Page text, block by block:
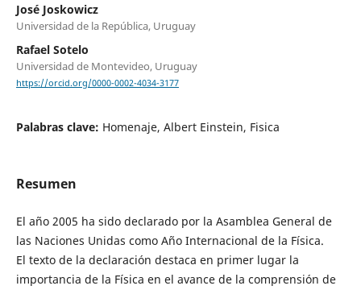
José Joskowicz
Universidad de la República, Uruguay
Rafael Sotelo
Universidad de Montevideo, Uruguay
https://orcid.org/0000-0002-4034-3177
Palabras clave: Homenaje, Albert Einstein, Fisica
Resumen
El año 2005 ha sido declarado por la Asamblea General de
las Naciones Unidas como Año Internacional de la Física.
El texto de la declaración destaca en primer lugar la
importancia de la Física en el avance de la comprensión de